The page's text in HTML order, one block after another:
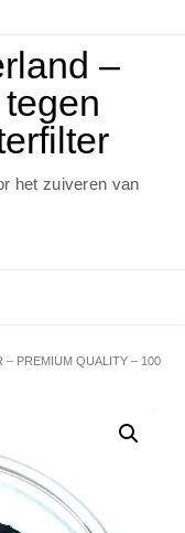
–
het zuiveren van
– PREMIUM QUALITY – 100